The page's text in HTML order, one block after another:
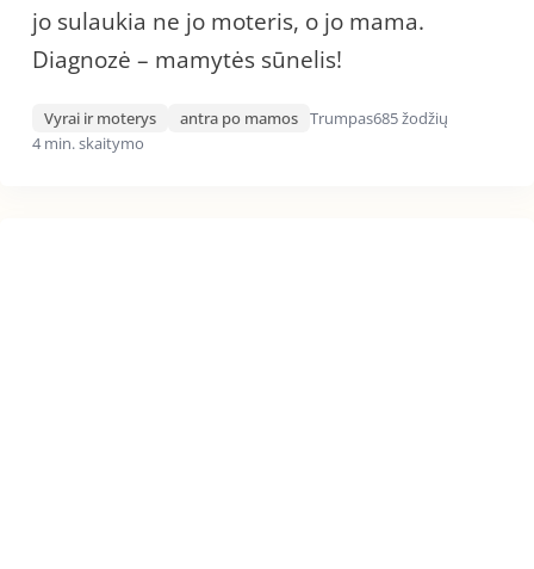
jo sulaukia ne jo moteris, o jo mama.
Diagnozė – mamytės sūnelis!
Vyrai ir moterys antra po mamos Trumpas685 žodžių
4 min. skaitymo